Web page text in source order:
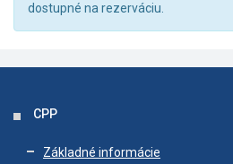
dostupné na rezerváciu.
CPP
Základné informácie